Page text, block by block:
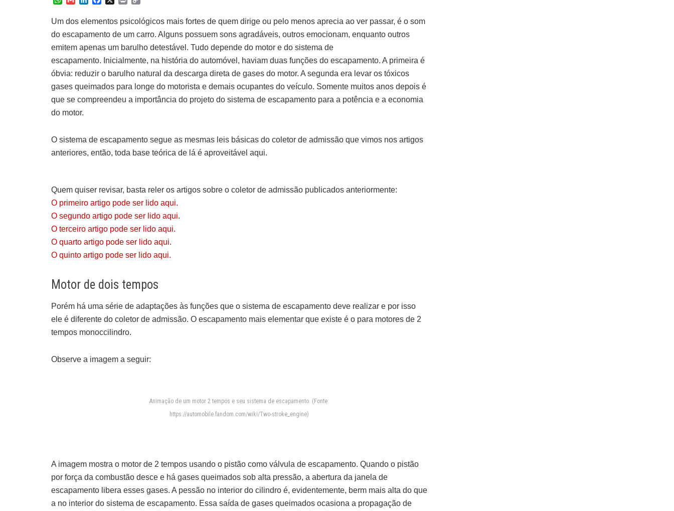
a
t
s
A
p
a
i
l
n
k
e
d
n
c
e
b
o
k
i
n
t
p
y
L
i
k
Um dos elementos psicológicos mais fortes de quem dirige ou pelo menos aprecia ao ver passar, é o som
do escapamento de um carro. Alguns possuem sons agradáveis, outros emocionam, enquanto outros
emitem apenas um barulho detestável. Tudo depende do motor e do sistema de
escapamento. Inicialmente, na história do automóvel, haviam duas funções do escapamento. A primeira é
óbvia: reduzir o barulho natural da descarga direta de gases do motor. A segunda era levar os tóxicos
gases queimados para longe do motorista e demais ocupantes do veículo. Somente muitos anos depois é
que se compreendeu a importância do projeto do sistema de escapamento para a potência e a economia
do motor.
O sistema de escapamento segue as mesmas leis básicas do coletor de admissão que vimos nos artigos
anteriores, então, toda base teórica de lá é aproveitável aqui.
Quem quiser revisar, basta reler os artigos sobre o coletor de admissão publicados anteriormente:
O primeiro artigo pode ser lido aqui.
O segundo artigo pode ser lido aqui.
O terceiro artigo pode ser lido aqui.
O quarto artigo pode ser lido aqui.
O quinto artigo pode ser lido aqui.
Motor de dois tempos
Porém há uma série de adaptações às funções que o sistema de escapamento deve realizar e por isso
ele é diferente do coletor de admissão. O escapamento mais elementar que existe é o para motores de 2
tempos monoccilindro.
Observe a imagem a seguir:
Animação de um motor 2 tempos e seu sistema de escapamento. (Fonte:
https://automobile.fandom.com/wiki/Two-stroke_engine)
A imagem mostra o motor de 2 tempos usando o pistão como válvula de escapamento. Quando o pistão
por força da combustão desce e há gases queimados sob alta pressão, a abertura da janela de
escapamento libera esses gases. A pessão no interior do cilindro é, evidentemente, berm mais alta do que
a no interior do sistema de escapamento. Essa saída de gases queimados ocasiona a propagação de